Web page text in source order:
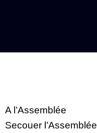
A l’Assemblée
Secouer l’Assemblée